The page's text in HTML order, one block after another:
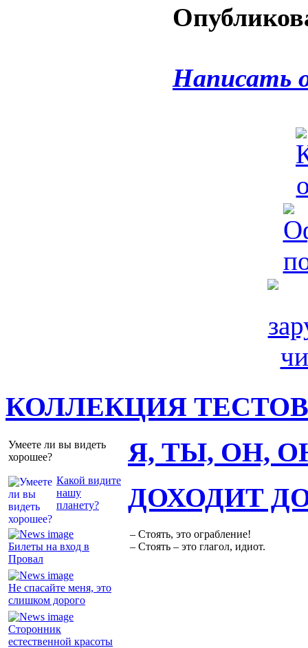
Написать
КОЛЛЕКЦИЯ ТЕСТОВ
Умеете ли вы видеть
хорошее?
Какой видите
нашу
планету?
Я, ТЫ, ОН,
Билеты на вход в
Провал
Не спасайте меня, это
слишком дорого
Сторонник
естественной красоты
ДОХОДИТ
– Стоять, это ограбление!
– Стоять – это глагол, идиот.